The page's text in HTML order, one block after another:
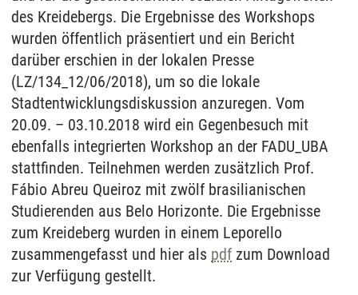
des Kreidebergs. Die Ergebnisse des Workshops
wurden öffentlich präsentiert und ein Bericht
darüber erschien in der lokalen Presse
(LZ/134_12/06/2018), um so die lokale
Stadtentwicklungsdiskussion anzuregen. Vom
20.09. – 03.10.2018 wird ein Gegenbesuch mit
ebenfalls integrierten Workshop an der FADU_UBA
stattfinden. Teilnehmen werden zusätzlich Prof.
Fábio Abreu Queiroz mit zwölf brasilianischen
Studierenden aus Belo Horizonte. Die Ergebnisse
zum Kreideberg wurden in einem Leporello
zusammengefasst und hier als pdf zum Download
zur Verfügung gestellt.